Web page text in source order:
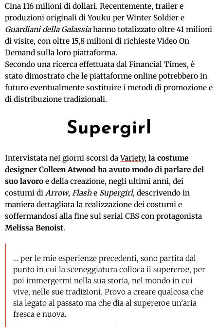
Cina 116 milioni di dollari. Recentemente, trailer e
produzioni originali di Youku per Winter Soldier e
Guardiani della Galassiahanno totalizzato oltre 41 milioni
di visite, con oltre 15,8 milioni di richieste Video On
Demand sulla loro piattaforma.
Secondo una ricerca effettuata dal Financial Times, è
stato dimostrato che le piattaforme online potrebbero in
futuro eventualmente sostituire i metodi di promozione e
di distribuzione tradizionali.
Supergirl
Intervistata nei giorni scorsi daVariety, la costume
designer Colleen Atwood ha avuto modo di parlare del
suo lavoro e della creazione, negli ultimi anni, dei
costumi di Arrow, Flashe Supergirl, descrivendo in
maniera dettagliata la realizzazione dei costumi e
soffermandosi alla fine sul serial CBS con protagonista
Melissa Benoist.
… per le mie esperienze precedenti, sono partita dal
punto in cui la sceneggiatura colloca il supereroe, per
poi immergermi nella sua storia, nel mondo in cui
vive, nelle sue tradizioni. Provo a creare qualcosa che
sia legato al passato ma che dia al supereroe un’aria
fresca e nuova.